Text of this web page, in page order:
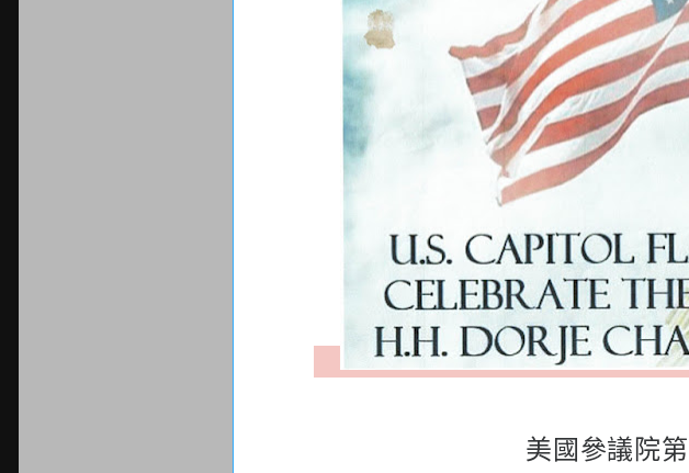
美國參議院第